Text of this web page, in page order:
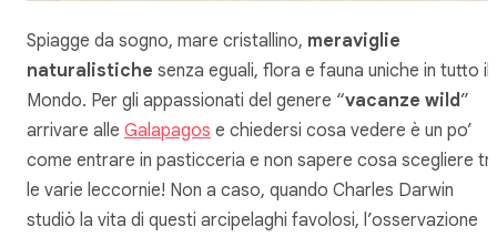
Spiagge da sogno, mare cristallino, meraviglie
naturalistiche senza eguali, flora e fauna uniche in tutto il
Mondo. Per gli appassionati del genere “vacanze wild ”
arrivare alle Galapagos e chiedersi cosa vedere è un po’
come entrare in pasticceria e non sapere cosa scegliere
le varie leccornie! Non a caso, quando Charles Darwin
studiò la vita di questi arcipelaghi favolosi, l’osservazione